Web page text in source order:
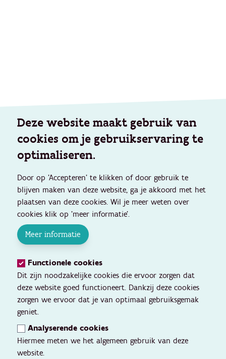
Deze website maakt gebruik van
cookies om je gebruikservaring te
optimaliseren.
Door op 'Accepteren' te klikken of door gebruik te
blijven maken van deze website, ga je akkoord met het
plaatsen van deze cookies. Wil je meer weten over
cookies klik op 'meer informatie'.
Meer informatie
Functionele cookies
Dit zijn noodzakelijke cookies die ervoor zorgen dat
deze website goed functioneert. Dankzij deze cookies
zorgen we ervoor dat je van optimaal gebruiksgemak
geniet.
Analyserende cookies
Hiermee meten we het algemeen gebruik van deze
website.